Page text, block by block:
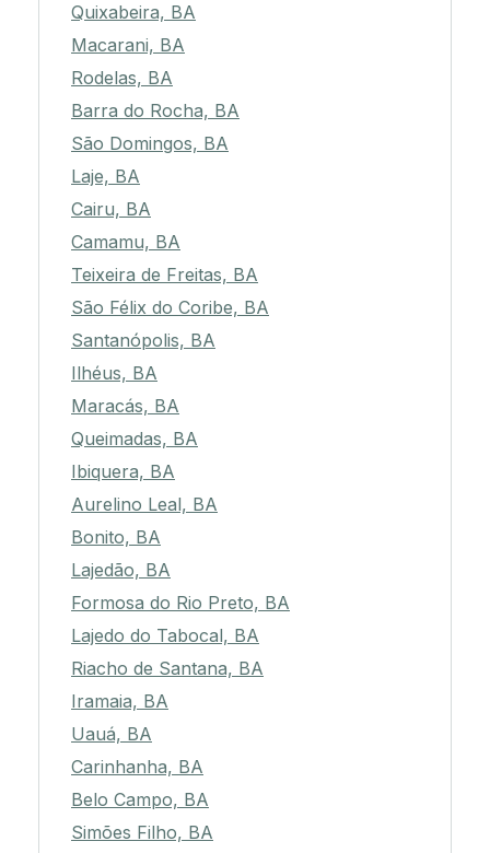
Quixabeira, BA
Macarani, BA
Rodelas, BA
Barra do Rocha, BA
São Domingos, BA
Laje, BA
Cairu, BA
Camamu, BA
Teixeira de Freitas, BA
São Félix do Coribe, BA
Santanópolis, BA
Ilhéus, BA
Maracás, BA
Queimadas, BA
Ibiquera, BA
Aurelino Leal, BA
Bonito, BA
Lajedão, BA
Formosa do Rio Preto, BA
Lajedo do Tabocal, BA
Riacho de Santana, BA
Iramaia, BA
Uauá, BA
Carinhanha, BA
Belo Campo, BA
Simões Filho, BA